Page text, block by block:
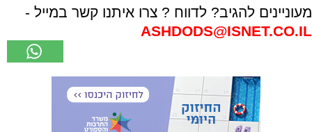
מעוניינים להגיב? לדווח ? צרו איתנו קשר במייל -
ASHDODS@ISNET.CO.IL